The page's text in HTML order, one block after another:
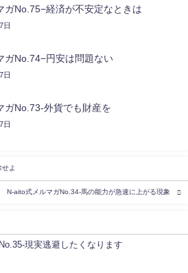
ガNo.75−経済が不安定なときは
日
ガNo.74−円安は問題ない
日
ガNo.73-外貨でも財産を
日
よ
N-aito式メルマガNo.34-馬の能力が急速に上がる現象
現実逃避したくなります